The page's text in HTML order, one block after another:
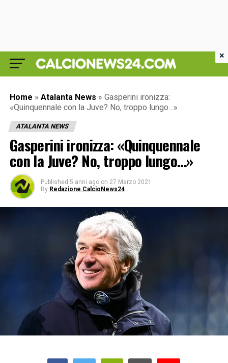
Home » Atalanta News » Gasperini ironizza:
«Quinquennale con la Juve? No, troppo lungo…»
ATALANTA NEWS
Gasperini ironizza: «Quinquennale
con la Juve? No, troppo lungo…»
Published 5 anni ago on 27 Marzo 2021
By Redazione CalcioNews24
×